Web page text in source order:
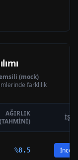
(mock)
farklılık
AĞIRLIK
(TAHMINI)
%8.5 İncele